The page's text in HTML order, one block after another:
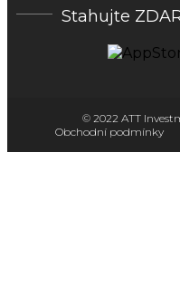
Stahujte
© 2022 ATT
Obchodní podmínky